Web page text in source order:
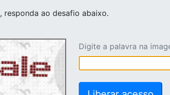
, responda ao desafio abaixo.
Digite a palavra na